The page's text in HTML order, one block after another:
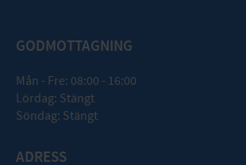
GODMOTTAGNING
Mån - Fre: 08:00 - 16:00
Lördag: Stängt
Söndag: Stängt
ADRESS